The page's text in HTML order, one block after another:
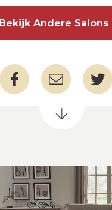
Bekijk Andere Salons